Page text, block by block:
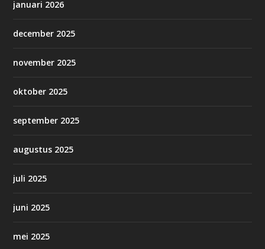
januari 2026
december 2025
november 2025
oktober 2025
september 2025
augustus 2025
juli 2025
juni 2025
mei 2025